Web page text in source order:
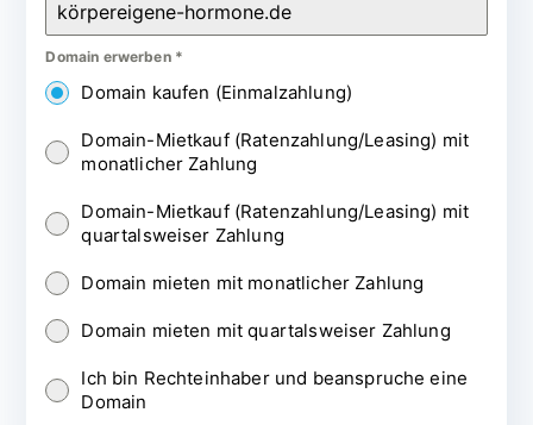
Domain erwerben *
Domain kaufen (Einmalzahlung)
Domain-Mietkauf (Ratenzahlung/Leasing) mit
monatlicher Zahlung
Domain-Mietkauf (Ratenzahlung/Leasing) mit
quartalsweiser Zahlung
Domain mieten mit monatlicher Zahlung
Domain mieten mit quartalsweiser Zahlung
Ich bin Rechteinhaber und beanspruche eine
Domain